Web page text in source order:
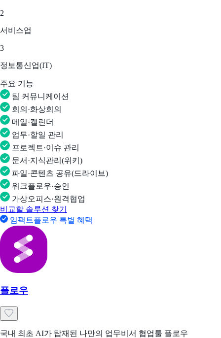
2
서비스업
3
정보통신업(IT)
주요 기능
팀 커뮤니케이션
회의·화상회의
메일·캘린더
업무·할일 관리
프로젝트·이슈 관리
문서·지식관리(위키)
파일·콘텐츠 공유(드라이브)
워크플로우·승인
가상오피스·원격협업
비교할 솔루션 찾기
임팩트플로우 특별 혜택
플로우
국내 최초 AI가 탑재된 나만의 업무비서 협업툴 플로우